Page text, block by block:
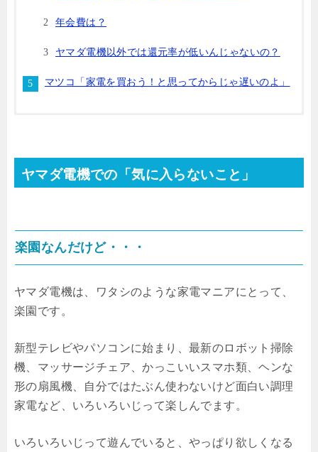
年会費は？
ヤマダ電機以外では還元率が低いんじゃないの？
マツコ「家電を買おう！と思ってからじゃ遅いのよ」
ヤマダ電機での「気に入らないこと」
楽園なんだけど・・・
ヤマダ電機は、ワタシのような家電マニアにとって、
楽園です。
新型テレビやパソコンに始まり、最新のロボット掃除
機、マッサージチェア、かっこいいスマホ類、ヘンな
形の扇風機、自分ではたぶん使わないけど面白い調理
家電など、いろいろいじって楽しんでます。
いろいろいじって遊んでいると、やっぱり欲しくなる